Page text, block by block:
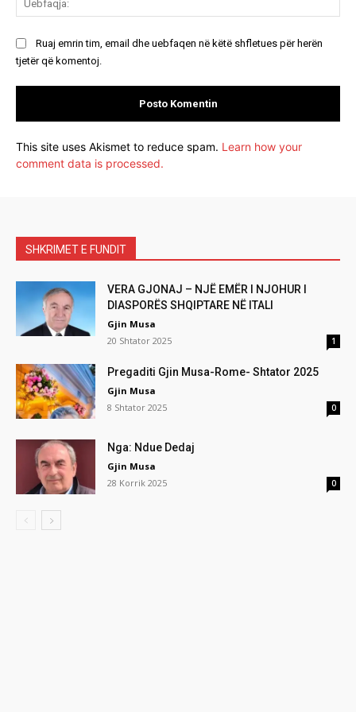
Ruaj emrin tim, email dhe uebfaqen në këtë shfletues për herën
tjetër që komentoj.
This site uses Akismet to reduce spam. Learn how your
comment data is processed.
SHKRIMET E FUNDIT
VERA GJONAJ – NJË EMËR I NJOHUR I
DIASPORËS SHQIPTARE NË ITALI
Gjin Musa
20 Shtator 2025
1
Pregaditi Gjin Musa-Rome- Shtator 2025
Gjin Musa
8 Shtator 2025
0
Nga: Ndue Dedaj
Gjin Musa
28 Korrik 2025
0